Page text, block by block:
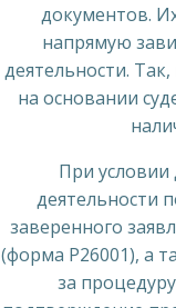
документов.
напрямую
деятельности.
на основании
При
деятельности
заверенного
(форма P26001), а
за